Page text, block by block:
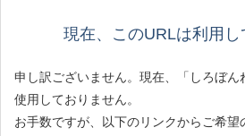
現在、このURLは利用
申し訳ございません。現在、「しろぼん
使用しておりません。
お手数ですが、以下のリンクからご希望